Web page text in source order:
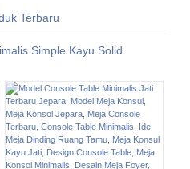
Terbaru
Simple Kayu Solid